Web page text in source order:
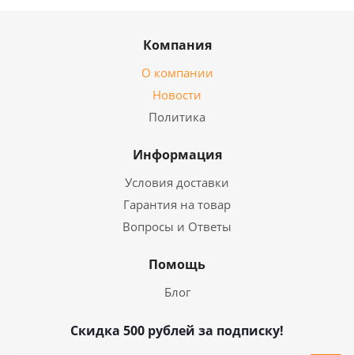
Компания
О компании
Новости
Политика
Информация
Условия доставки
Гарантия на товар
Вопросы и Ответы
Помощь
Блог
Скидка 500 рублей за подписку!